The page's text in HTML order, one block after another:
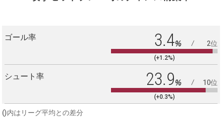
ゴール率 3.4% 2位
(+1.2%)
シュート率 23.9% 10位
(+0.3%)
()内はリーグ平均との差分